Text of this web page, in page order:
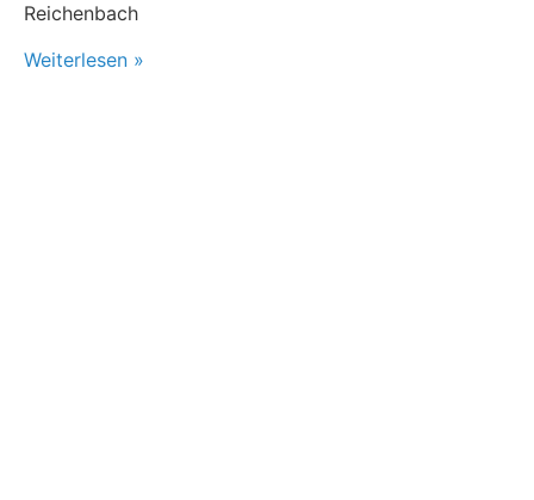
Reichenbach
Weiterlesen »